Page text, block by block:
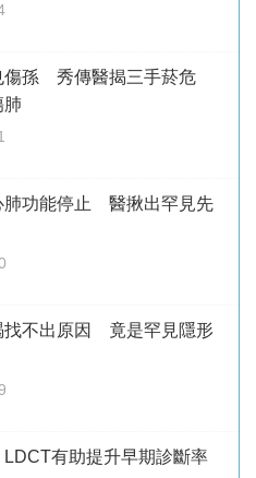
傷孫 秀傳醫揭三手菸危
肺
肺功能停止 醫揪出罕見先
找不出原因 竟是罕見隱形
有助提升早期診斷率